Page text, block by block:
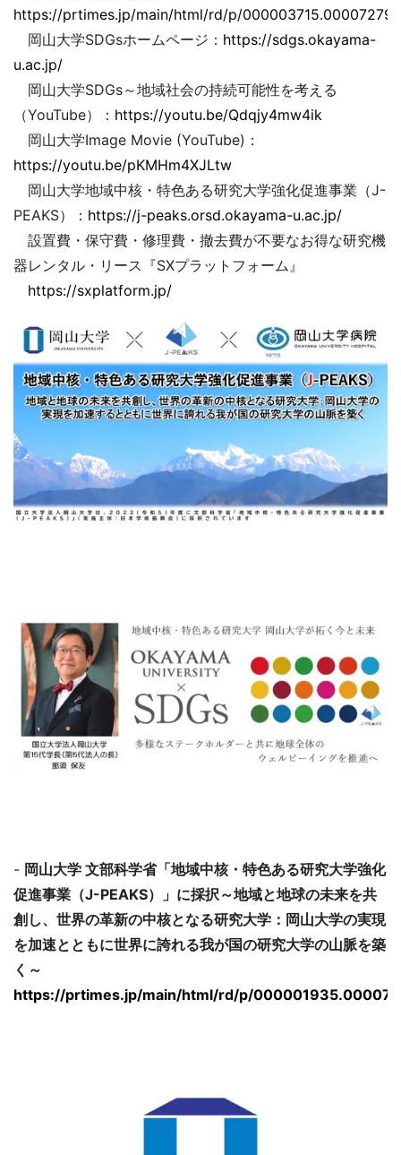
https://prtimes.jp/main/html/rd/p/
岡山大学SDGsホームページ： https://sdgs.okayama-
u.ac.jp/
岡山大学SDGs～地域社会の持続可能性を考える
（YouTube）： https://youtu.be/Qdqjy4mw4ik
岡山大学Image Movie (YouTube)：
https://youtu.be/pKMHm4XJLtw
岡山大学地域中核・特色ある研究大学強化促進事業（J-
PEAKS）： https://j-peaks.orsd.okayama-u.ac.jp/
設置費・保守費・修理費・撤去費が不要なお得な研究機
器レンタル・リース『SXプラットフォーム』
https://sxplatform.jp/
- 岡山大学 文部科学省「地域中核・特色ある研究大学強化
促進事業（J-PEAKS）」に採択～地域と地球の未来を共
創し、世界の革新の中核となる研究大学：岡山大学の実現
を加速とともに世界に誇れる我が国の研究大学の山脈を築
く～
https://prtimes.jp/main/html/rd/p/